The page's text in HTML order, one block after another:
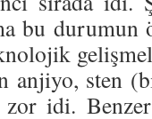
bu durumun
anjiyo, sten
zor idi.